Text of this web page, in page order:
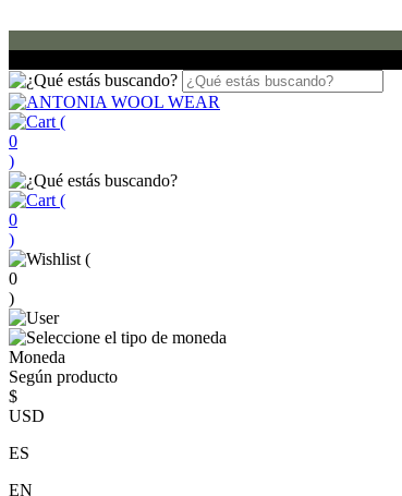
(
0
)
(
0
)
(
0
)
Moneda
Según producto
$
USD
ES
EN